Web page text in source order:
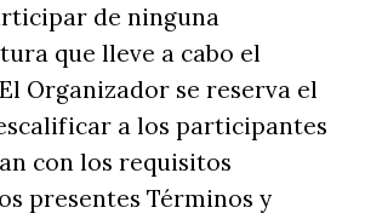
de ninguna
que lleve a cabo el
Organizador se reserva el
a los participantes
con los requisitos
presentes Términos y